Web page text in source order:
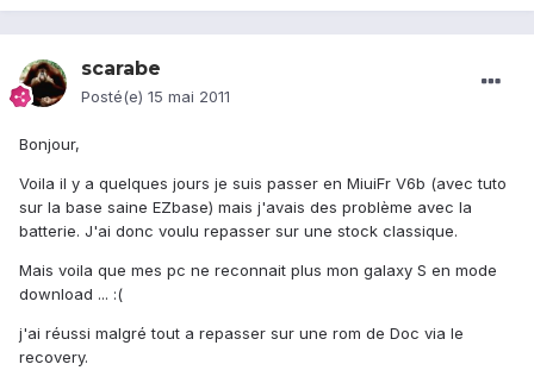
scarabe
Posté(e) 15 mai 2011
Bonjour,
Voila il y a quelques jours je suis passer en MiuiFr V6b (avec tuto
sur la base saine EZbase) mais j'avais des problème avec la
batterie. J'ai donc voulu repasser sur une stock classique.
Mais voila que mes pc ne reconnait plus mon galaxy S en mode
download ... :(
j'ai réussi malgré tout a repasser sur une rom de Doc via le
recovery.